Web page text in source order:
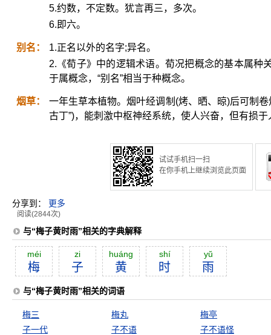
5.约数，不定数。犹言再三，多次。
6.即六。
别名：
1.正名以外的名字;异名。
2.《荀子》中的逻辑术语。荀况把概念的基本属种
于属概念，“别名”相当于种概念。
烟草：
一年生草本植物。烟叶经调制(烤、晒、晾)后可制
古丁”)，能刺激中枢神经系统，使人兴奋，但有损
试试手机扫一扫
在你手机上继续浏览此页面
分享到： 更多
阅读(2844次)
与“梅子黄时雨”相关的字典解释
méi
梅
zi
子
huáng
黄
shí
时
yŭ
雨
与“梅子黄时雨”相关的词语
梅三 梅丸
梅亭
子一代
子不语
子不语怪